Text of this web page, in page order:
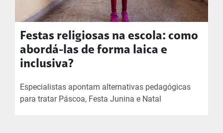
Festas religiosas na escola: como
abordá-las de forma laica e
inclusiva?
Especialistas apontam alternativas pedagógicas
para tratar Páscoa, Festa Junina e Natal